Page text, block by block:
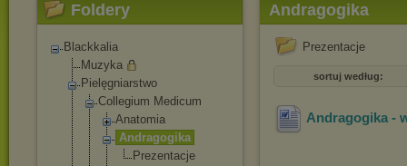
Foldery
Blackkalia
Muzyka
Pielęgniarstwo
Collegium Medicum
Anatomia
Andragogika
Prezentacje
Andragogika
Prezentacje
sortuj według:
Andragogika -